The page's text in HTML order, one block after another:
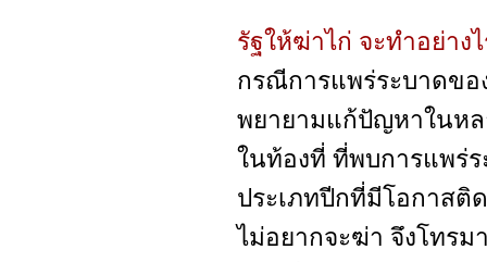
รัฐให้ฆ่าไก่ จะทำอย่าง
กรณีการแพร่ระบาดขอ
พยายามแก้ปัญหาในหล
ในท้องที่ ที่พบการแพร่
ประเภทปีกที่มีโอกาสติ
ไม่อยากจะฆ่า จึงโทร